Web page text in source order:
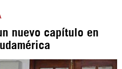
nexo_latino
t.me/hispantvcanal
urmedium.com/c/hispantv
nuevo capítulo en